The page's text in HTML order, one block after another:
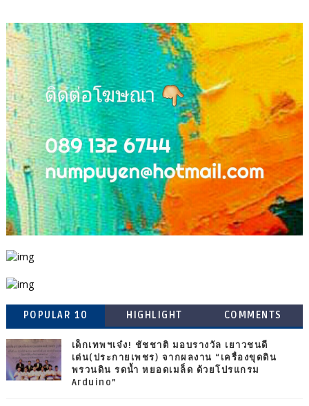
POPULAR 10 HIGHLIGHT COMMENTS
เด็กเทพฯเจ๋ง! ชัชชาติ มอบรางวัล เยาวชนดี
เด่น(ประกายเพชร) จากผลงาน “เครื่องขุดดิน
พรวนดิน รดน้ำ หยอดเมล็ด ด้วยโปรแกรม
Arduino”